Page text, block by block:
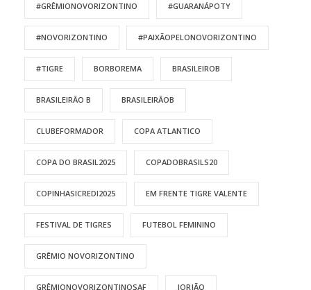
#GRÊMIONOVORIZONTINO #GUARANÁPOTY
#NOVORIZONTINO #PAIXÃOPELONOVORIZONTINO
#TIGRE BORBOREMA BRASILEIROB
BRASILEIRÃO B BRASILEIRÃOB
CLUBEFORMADOR COPA ATLANTICO
COPA DO BRASIL2025 COPADOBRASILS20
COPINHASICREDI2025 EM FRENTE TIGRE VALENTE
FESTIVAL DE TIGRES FUTEBOL FEMININO
GRÊMIO NOVORIZONTINO
GRÊMIONOVORIZONTINOSAF JORJÃO